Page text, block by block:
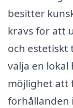
besitter
krävs för att
och estetiskt
välja en
möjlighet att
förhållanden